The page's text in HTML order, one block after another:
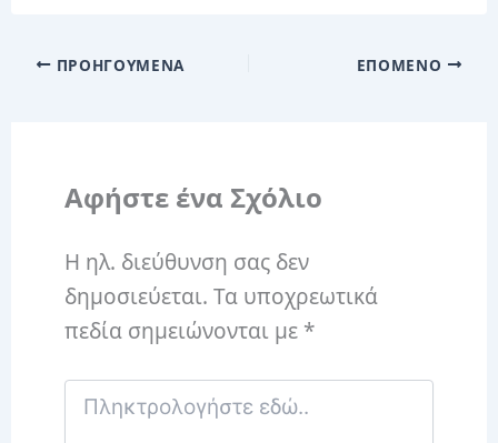
ΠΡΟΗΓΟΎΜΕΝΑ ΕΠΌΜΕΝΟ
Αφήστε ένα Σχόλιο
Η ηλ. διεύθυνση σας δεν
δημοσιεύεται. Τα υποχρεωτικά
πεδία σημειώνονται με *
Πληκτρολογήστε
εδώ..